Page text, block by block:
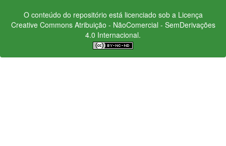
O conteúdo do repositório está licenciado sob a Licença
Creative CommonsAtribuição - NãoComercial - SemDerivações
4.0 Internacional.